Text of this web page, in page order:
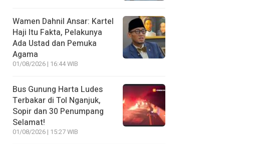
Wamen Dahnil Ansar: Kartel
Haji Itu Fakta, Pelakunya
Ada Ustad dan Pemuka
Agama
01/08/2026 | 16:44 WIB
Bus Gunung Harta Ludes
Terbakar di Tol Nganjuk,
Sopir dan 30 Penumpang
Selamat!
01/08/2026 | 15:27 WIB